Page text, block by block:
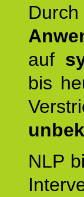
auf
bis
NLP